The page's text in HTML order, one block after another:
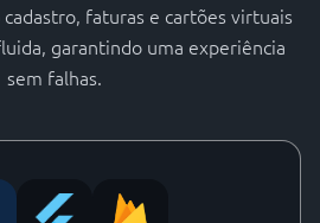
faturas e cartões virtuais
garantindo uma experiência
sem falhas.